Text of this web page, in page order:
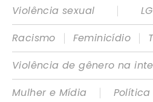
Violência sexual
|
Racismo
| Feminicídio |
Violência de gênero na
Mulher e Mídia
|